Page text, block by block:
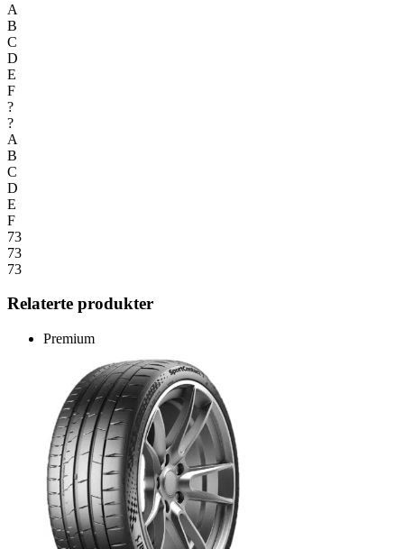
A
B
C
D
E
F
?
?
A
B
C
D
E
F
73
73
73
Relaterte produkter
Premium